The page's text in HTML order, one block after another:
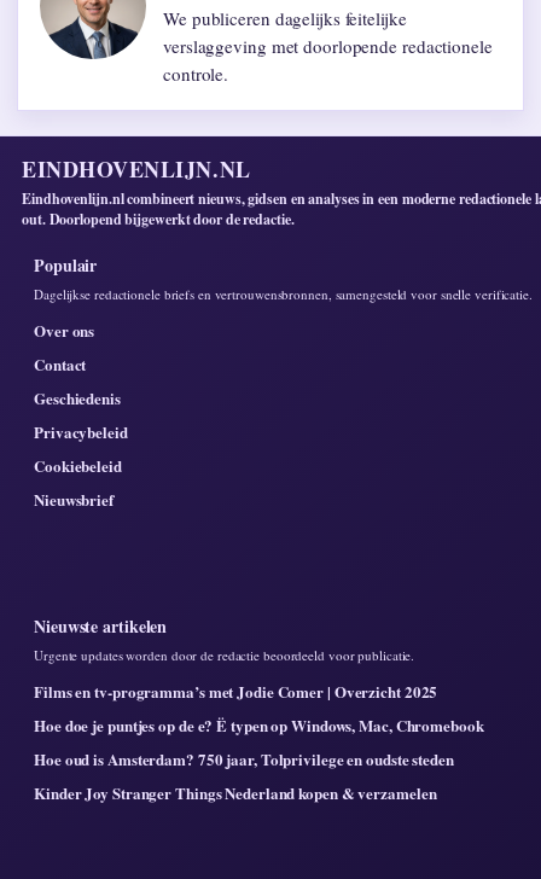
We publiceren dagelijks feitelijke
verslaggeving met doorlopende redactionele
controle.
EINDHOVENLIJN.NL
Eindhovenlijn.nl combineert nieuws, gidsen en analyses in een moderne redactionele
out. Doorlopend bijgewerkt door de redactie.
Populair
Dagelijkse redactionele briefs en vertrouwensbronnen, samengesteld voor snelle verificatie.
Over ons
Contact
Geschiedenis
Privacybeleid
Cookiebeleid
Nieuwsbrief
Nieuwste artikelen
Urgente updates worden door de redactie beoordeeld voor publicatie.
Films en tv-programma’s met Jodie Comer | Overzicht 2025
Hoe doe je puntjes op de e? Ë typen op Windows, Mac, Chromebook
Hoe oud is Amsterdam? 750 jaar, Tolprivilege en oudste steden
Kinder Joy Stranger Things Nederland kopen & verzamelen